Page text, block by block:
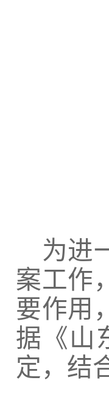
为进
案工作
要作用
据《山
定，结